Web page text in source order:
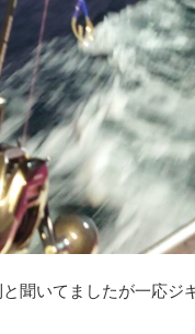
聞いてましたが一応ジ